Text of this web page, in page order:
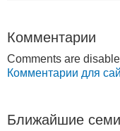
Комментарии
Comments are
Комментарии для
Ближайшие